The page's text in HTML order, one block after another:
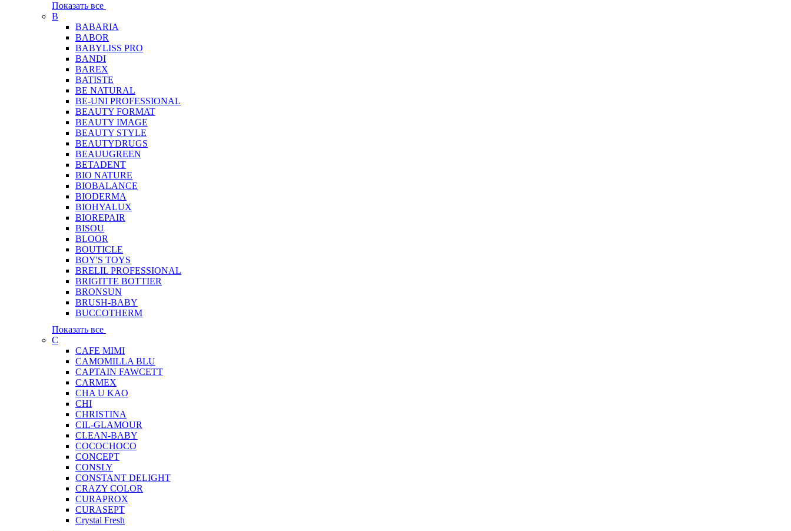
Показать все
B
BABARIA
BABOR
BABYLISS PRO
BANDI
BAREX
BATISTE
BE NATURAL
BE-UNI PROFESSIONAL
BEAUTY FORMAT
BEAUTY IMAGE
BEAUTY STYLE
BEAUTYDRUGS
BEAUUGREEN
BETADENT
BIO NATURE
BIOBALANCE
BIODERMA
BIOHYALUX
BIOREPAIR
BISOU
BLOOR
BOUTICLE
BOY'S TOYS
BRELIL PROFESSIONAL
BRIGITTE BOTTIER
BRONSUN
BRUSH-BABY
BUCCOTHERM
Показать все
C
CAFE MIMI
CAMOMILLA BLU
CAPTAIN FAWCETT
CARMEX
CHA U KAO
CHI
CHRISTINA
CIL-GLAMOUR
CLEAN-BABY
COCOCHOCO
CONCEPT
CONSLY
CONSTANT DELIGHT
CRAZY COLOR
CURAPROX
CURASEPT
Crystal Fresh